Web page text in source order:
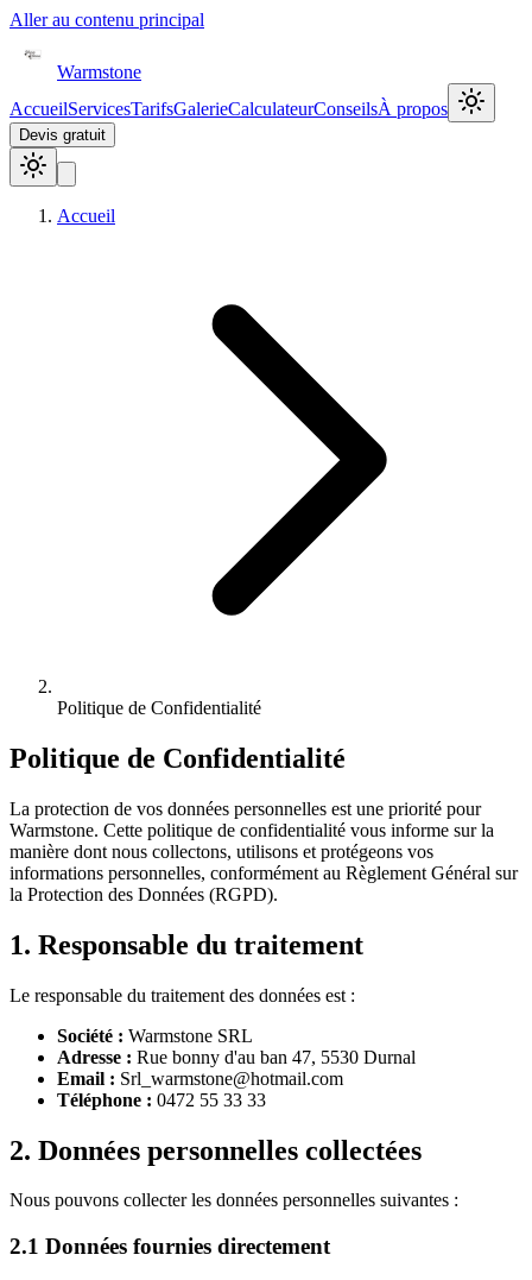
Aller au contenu principal
Warmstone
AccueilServicesTarifsGalerieCalculateurConseilsÀ propos
Devis gratuit
Accueil
Politique de Confidentialité
Politique de Confidentialité
La protection de vos données personnelles est une priorité pour
Warmstone. Cette politique de confidentialité vous informe sur la
manière dont nous collectons, utilisons et protégeons vos
informations personnelles, conformément au Règlement Général sur
la Protection des Données (RGPD).
1. Responsable du traitement
Le responsable du traitement des données est :
Société : Warmstone SRL
Adresse : Rue bonny d'au ban 47, 5530 Durnal
Email : Srl_warmstone@hotmail.com
Téléphone : 0472 55 33 33
2. Données personnelles collectées
Nous pouvons collecter les données personnelles suivantes :
2.1 Données fournies directement